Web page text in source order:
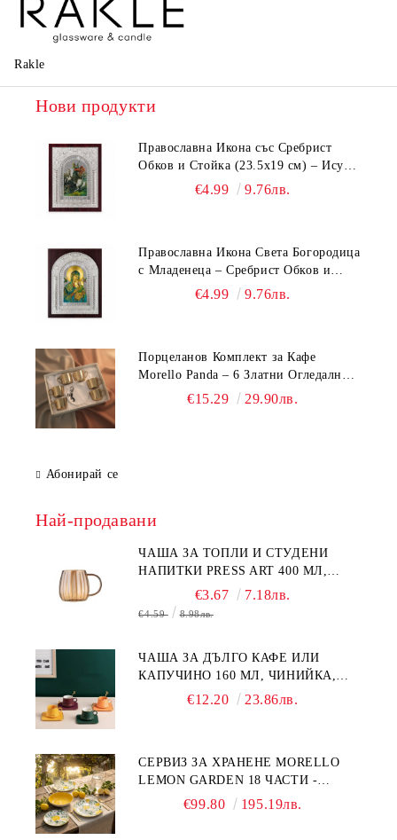
Rakle
Нови продукти
Православна Икона със Сребрист
Обков и Стойка (23.5х19 см) – Исус
Христос, Св. Георги, Св. Николай
€4.99 9.76лв.
Православна Икона Света Богородица
с Младенеца – Сребрист Обков и
Стойка (23.5х19 см, 6 Модела)
€4.99 9.76лв.
Порцеланов Комплект за Кафе
Morello Panda – 6 Златни Огледални
Чаши с Анаморфно Отражение и
€15.29 29.90лв.
Абонирай се
Най-продавани
ЧАША ЗА ТОПЛИ И СТУДЕНИ
НАПИТКИ PRESS ART 400 МЛ,
БОРОСИЛИКАТНО СТЪКЛО
€3.67 7.18лв.
€4.59 8.98лв.
ЧАША ЗА ДЪЛГО КАФЕ ИЛИ
КАПУЧИНО 160 МЛ, ЧИНИЙКА,
ЛЪЖИЧКА GREEN, ORANGE LOVE
€12.20 23.86лв.
СЕРВИЗ ЗА ХРАНЕНЕ MORELLO
LEMON GARDEN 18 ЧАСТИ -
ПОРЦЕЛАН€99.80 195.19лв.